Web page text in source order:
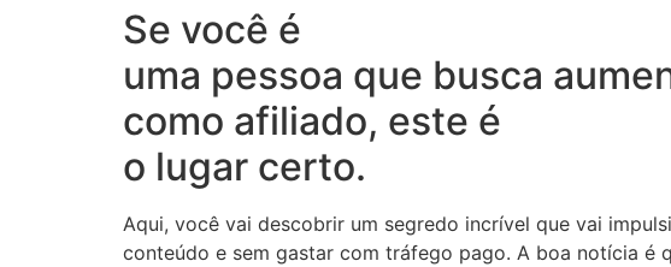
Se você é
uma pessoa que busca
como afiliado, este é
o lugar certo.
Aqui, você vai descobrir um segredo incrível que vai
conteúdo e sem gastar com tráfego pago. A boa notícia é